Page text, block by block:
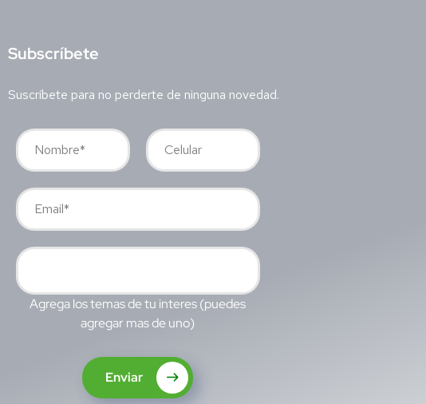
Subscríbete
Suscríbete para no perderte de ninguna novedad.
Agrega los temas de tu interes (puedes
agregar mas de uno)
Enviar